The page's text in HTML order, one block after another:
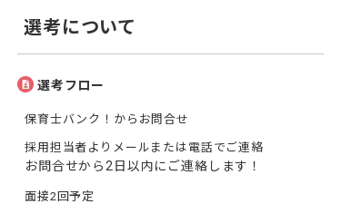
選考について
選考フロー
保育士バンク！からお問合せ
採用担当者よりメールまたは電話でご連絡
お問合せから2日以内にご連絡します！
面接2回予定